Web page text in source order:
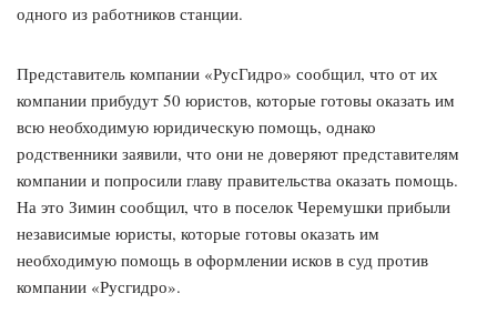
одного из работников станции.
Представитель компании «РусГидро» сообщил, что от их
компании прибудут 50 юристов, которые готовы оказать им
всю необходимую юридическую помощь, однако
родственники заявили, что они не доверяют представителям
компании и попросили главу правительства оказать помощь.
На это Зимин сообщил, что в поселок Черемушки прибыли
независимые юристы, которые готовы оказать им
необходимую помощь в оформлении исков в суд против
компании «Русгидро».